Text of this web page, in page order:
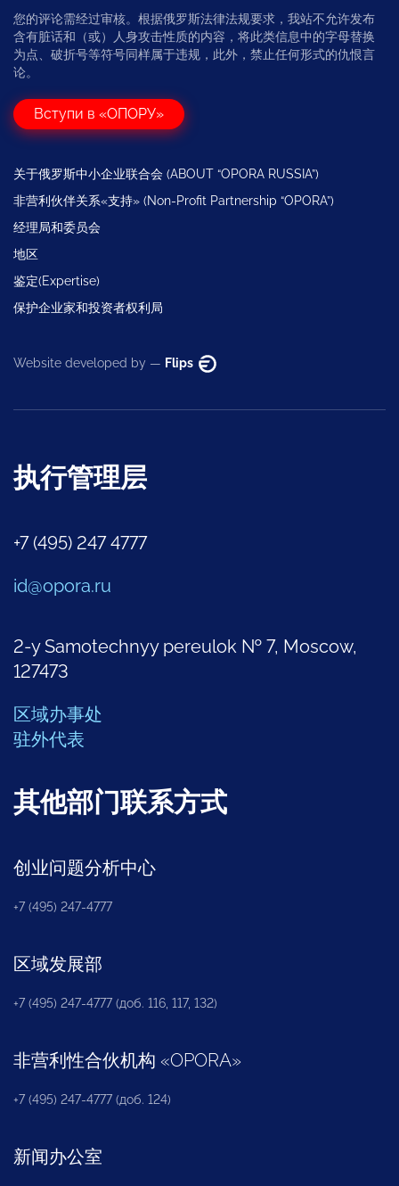
您的评论需经过审核。根据俄罗斯法律法规要求，我站不允许发布
含有脏话和（或）人身攻击性质的内容，将此类信息中的字母替换
为点、破折号等符号同样属于违规，此外，禁止任何形式的仇恨言
论。
Вступи в «ОПОРУ»
关于俄罗斯中小企业联合会 (ABOUT “OPORA RUSSIA”)
非营利伙伴关系«支持» (Non-Profit Partnership “OPORA”)
经理局和委员会
地区
鉴定(Expertise)
保护企业家和投资者权利局
Website developed by — Flips
执行管理层
+7 (495) 247 4777
id@opora.ru
2-y Samotechnyy pereulok № 7, Moscow,
127473
区域办事处
驻外代表
其他部门联系方式
创业问题分析中心
+7 (495) 247-4777
区域发展部
+7 (495) 247-4777 (доб. 116, 117, 132)
非营利性合伙机构 «OPORA»
+7 (495) 247-4777 (доб. 124)
新闻办公室